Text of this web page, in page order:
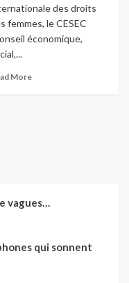
des droits
femmes, le CESEC
économique,
More
vagues…
qui sonnent